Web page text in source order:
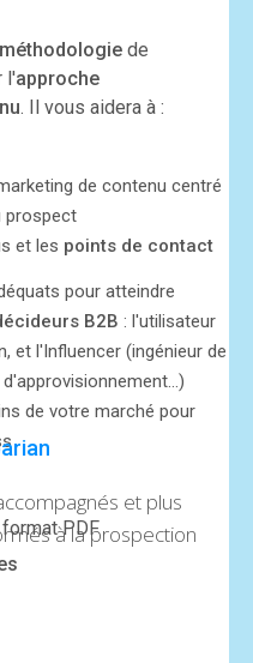
méthodologie de
l'approche
. Il vous aidera à :
de contenu centré
prospect
et les points de contact
pour atteindre
B2B : l'utilisateur
et l'Influencer (ingénieur de
de votre marché pour
PDF
et plus
à la prospection